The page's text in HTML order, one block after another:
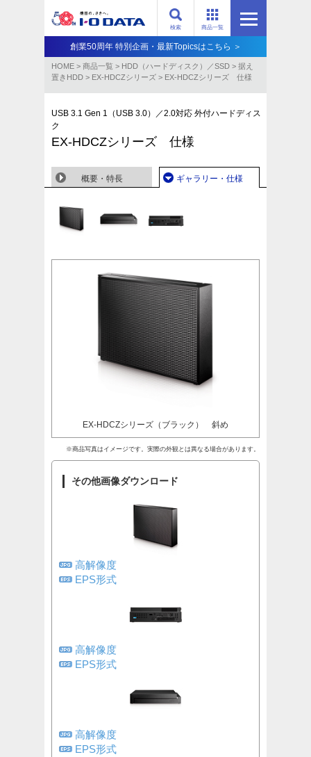
商品一覧
検索
創業50周年 特別企画・最新Topicsはこちら ＞
HOME > 商品一覧 > HDD（ハードディスク）／SSD > 据え
置きHDD > EX-HDCZシリーズ > EX-HDCZシリーズ 仕様
USB 3.1 Gen 1（USB 3.0）／2.0対応 外付ハードディス
ク
EX-HDCZシリーズ 仕様
概要・特長 ギャラリー・仕様
EX-HDCZシリーズ（ブラック） 斜め
※商品写真はイメージです。実際の外観とは異なる場合があります。
その他画像ダウンロード
高解像度
EPS形式
高解像度
EPS形式
高解像度
EPS形式